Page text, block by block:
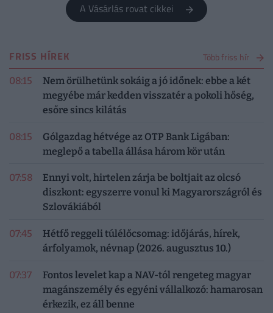
A Vásárlás rovat cikkei
FRISS HÍREK Több friss hír
08:15
Nem örülhetünk sokáig a jó időnek: ebbe a két
megyébe már kedden visszatér a pokoli hőség,
esőre sincs kilátás
08:15
Gólgazdag hétvége az OTP Bank Ligában:
meglepő a tabella állása három kör után
07:58
Ennyi volt, hirtelen zárja be boltjait az olcsó
diszkont: egyszerre vonul ki Magyarországról és
Szlovákiából
07:45
Hétfő reggeli túlélőcsomag: időjárás, hírek,
árfolyamok, névnap (2026. augusztus 10.)
07:37
Fontos levelet kap a NAV-tól rengeteg magyar
magánszemély és egyéni vállalkozó: hamarosan
érkezik, ez áll benne